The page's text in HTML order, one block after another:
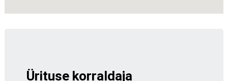
Ürituse korraldaja